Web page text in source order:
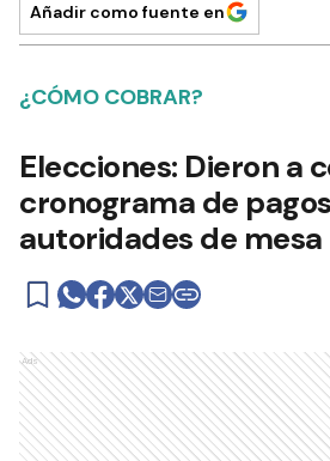
Añadir como fuente en
¿CÓMO COBRAR?
Elecciones: Dieron a
cronograma de
autoridades de mesa
Ads